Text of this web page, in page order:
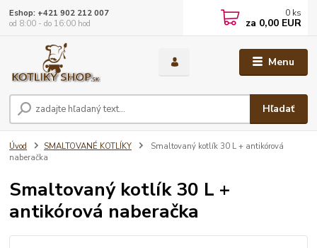
Menu
Hľadať
Eshop: +421 902 212 007
od 8:00 - do 16:00 hod
0 ks
za 0,00 EUR
Úvod SMALTOVANÉ KOTLÍKY
Smaltovaný kotlík 30 L + antikórová
naberačka
Smaltovaný kotlík 30 L +
antikórová naberačka